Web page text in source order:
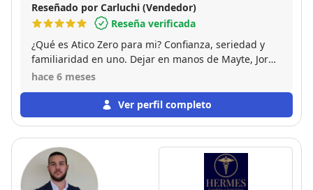
Reseñado por Carluchi (Vendedor)
Reseña verificada
¿Qué es Atico Zero para mi? Confianza, seriedad y
familiaridad en uno. Dejar en manos de Mayte, Jorge
gestor y Caye a tus propiedades es mimar lo que has
son una empresa híbrida que te puede asesorar en
todo lo concerniente a interiorismo y gestión. Un 10
hace 6 meses
Ver perfil completo